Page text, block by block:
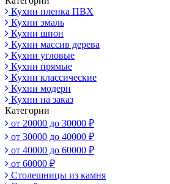
Кухни пленка ПВХ
Кухни эмаль
Кухни шпон
Кухни массив дерева
Кухни угловые
Кухни прямые
Кухни классические
Кухни модерн
Кухни на заказ
Категории
от 20000 до 30000 ₽
от 30000 до 40000 ₽
от 40000 до 60000 ₽
от 60000 ₽
Столешницы из камня